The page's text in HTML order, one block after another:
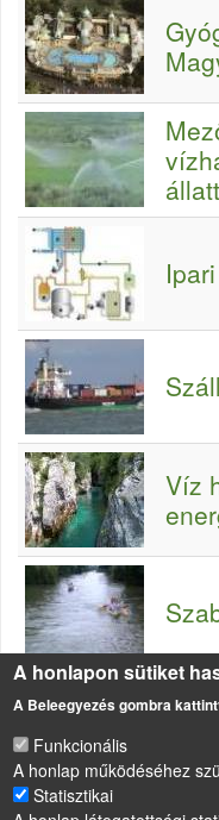
Víz
LÁBLÉC
A honlapon sütiket
A Beleegyezés gombra
Funkcionális
A honlap működéséhez
Statisztikai